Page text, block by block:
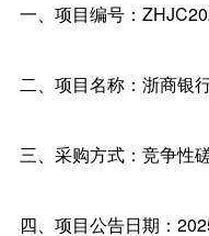
一、项目编号：
二、项目名称：浙商银
三、采购方式：竞争性
四、项目公告日期：